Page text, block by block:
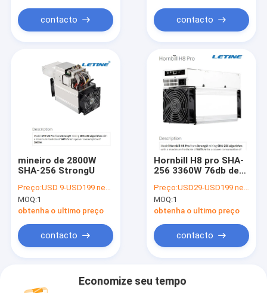
contacto contacto
mineiro de 2800W
SHA-256 StrongU
Preço:USD 9-USD199 negotiable
MOQ:1
obtenha o ultimo preço
contacto
Hornbill H8 pro SHA-
256 3360W 76db de
Preço:USD29-USD199 negotiable
MOQ:1
obtenha o ultimo preço
contacto
Economize seu tempo